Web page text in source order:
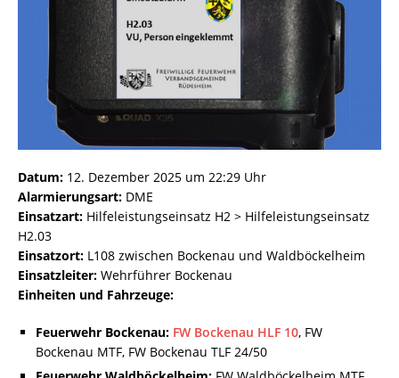
Datum: 12. Dezember 2025 um 22:29 Uhr
Alarmierungsart: DME
Einsatzart: Hilfeleistungseinsatz H2 > Hilfeleistungseinsatz
H2.03
Einsatzort: L108 zwischen Bockenau und Waldböckelheim
Einsatzleiter: Wehrführer Bockenau
Einheiten und Fahrzeuge:
Feuerwehr Bockenau: FW Bockenau HLF 10, FW
Bockenau MTF, FW Bockenau TLF 24/50